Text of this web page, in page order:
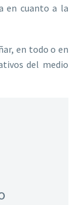
en cuanto a la
en todo o en
del medio